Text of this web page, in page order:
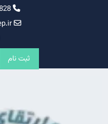
09195338828
ثبت نام